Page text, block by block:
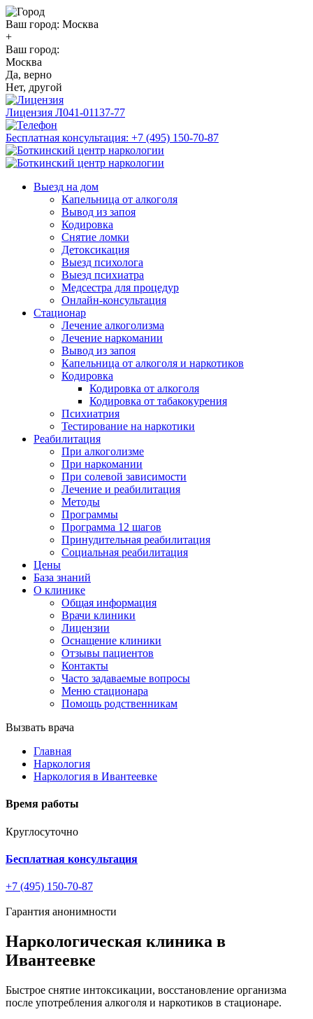
Ваш город: Москва
+
Ваш город:
Москва
Да, верно
Нет, другой
Лицензия Л041-01137-77
Бесплатная консультация: +7 (495) 150-70-87
Выезд на дом
Капельница от алкоголя
Вывод из запоя
Кодировка
Снятие ломки
Детоксикация
Выезд психолога
Выезд психиатра
Медсестра для процедур
Онлайн-консультация
Стационар
Лечение алкоголизма
Лечение наркомании
Вывод из запоя
Капельница от алкоголя и наркотиков
Кодировка
Кодировка от алкоголя
Кодировка от табакокурения
Психиатрия
Тестирование на наркотики
Реабилитация
При алкоголизме
При наркомании
При солевой зависимости
Лечение и реабилитация
Методы
Программы
Программа 12 шагов
Принудительная реабилитация
Социальная реабилитация
Цены
База знаний
О клинике
Общая информация
Врачи клиники
Лицензии
Оснащение клиники
Отзывы пациентов
Контакты
Часто задаваемые вопросы
Меню стационара
Помощь родственникам
Вызвать врача
Главная
Наркология
Наркология в Ивантеевке
Время работы
Круглосуточно
Бесплатная консультация
+7 (495) 150-70-87
Гарантия анонимности
Наркологическая клиника в
Ивантеевке
Быстрое снятие интоксикации, восстановление организма
после употребления алкоголя и наркотиков в стационаре.